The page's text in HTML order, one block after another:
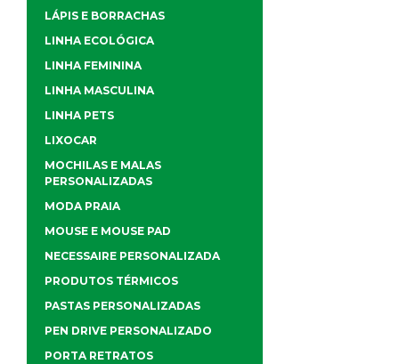
LÁPIS E BORRACHAS
LINHA ECOLÓGICA
LINHA FEMININA
LINHA MASCULINA
LINHA PETS
LIXOCAR
MOCHILAS E MALAS
PERSONALIZADAS
MODA PRAIA
MOUSE E MOUSE PAD
NECESSAIRE PERSONALIZADA
PRODUTOS TÉRMICOS
PASTAS PERSONALIZADAS
PEN DRIVE PERSONALIZADO
PORTA RETRATOS